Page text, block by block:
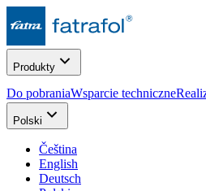
Produkty
Do pobraniaWsparcie techniczne
Polski
Čeština
English
Deutsch